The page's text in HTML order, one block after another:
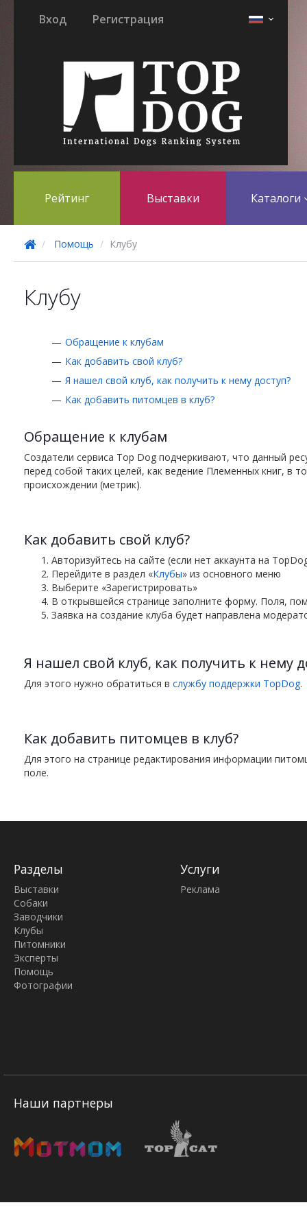
Вход Регистрация
Рейтинг Выставки Каталоги
Помощь Клубу
Клубу
Обращение к клубам
Как добавить свой клуб?
Я нашел свой клуб, как получить к нему доступ?
Как добавить питомцев в клуб?
Обращение к клубам
Создатели сервиса Top Dog подчеркивают, что данный
перед собой таких целей, как ведение Племенных книг, в
происхождении (метрик).
Как добавить свой клуб?
Авторизуйтесь на сайте (если нет аккаунта на
Перейдите в раздел «Клубы» из основного меню
Выберите «Зарегистрировать»
В открывшейся странице заполните форму. Поля,
Заявка на создание клуба будет направлена
Я нашел свой клуб, как получить к нему
Для этого нужно обратиться в службу поддержки TopDog.
Как добавить питомцев в клуб?
Для этого на странице редактирования информации
поле.
Разделы
Выставки
Собаки
Заводчики
Клубы
Питомники
Эксперты
Помощь
Фотографии
Услуги
Реклама
Наши партнеры